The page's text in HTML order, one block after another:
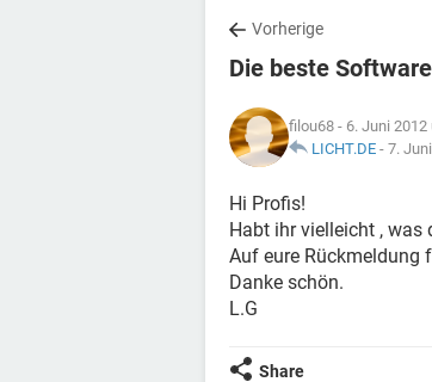
Vorherige
Die beste
filou68 - 6. Juni 2012
LICHT.DE - 7.
Hi Profis!
Habt ihr vielleicht ,
Auf eure Rückmeldung
Danke schön.
L.G
Share